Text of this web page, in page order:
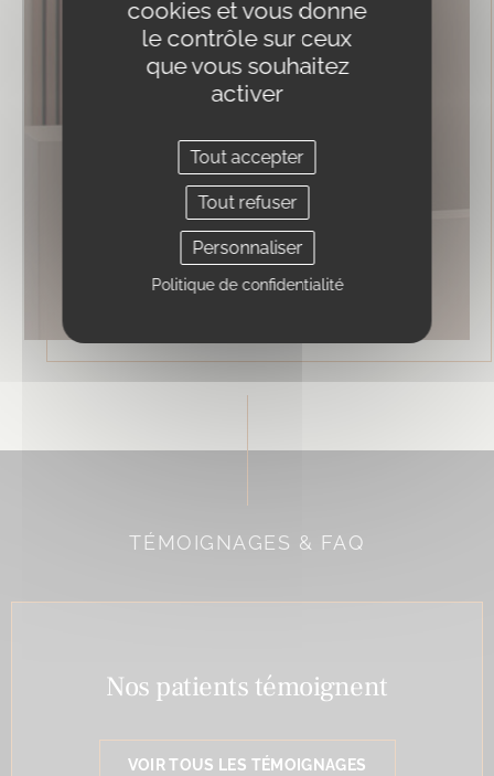
TÉMOIGNAGES & FAQ
Nos patients témoignent
VOIR TOUS LES TÉMOIGNAGES
cookies et vous donne
le contrôle sur ceux
que vous souhaitez
activer
Tout accepter
Tout refuser
Personnaliser
Politique de confidentialité